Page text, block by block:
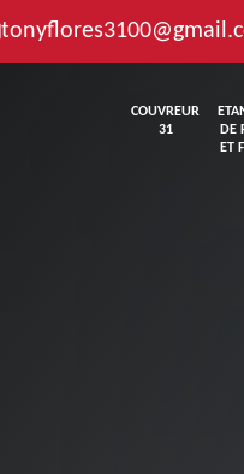
COUVREUR
31
DE
ET